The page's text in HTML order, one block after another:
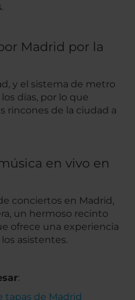
Madrid por la
y el sistema de metro
días, por lo que
rincones de la ciudad a
en vivo en
conciertos en Madrid,
un hermoso recinto
ofrece una experiencia
asistentes.
:
tapas de Madrid